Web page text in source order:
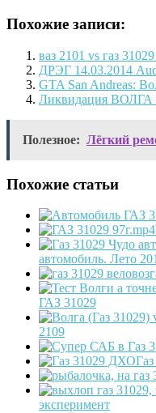
Похожие записи:
ваз 2101 vs газ
ДРЭГ 14.03.2014
GTA San Andreas:
Ликвидация ВОЛГА
Полезное: Лёгкий
Похожие статьи
автомобиль. Лето
ГАЗ 31029
2109
эксперимент